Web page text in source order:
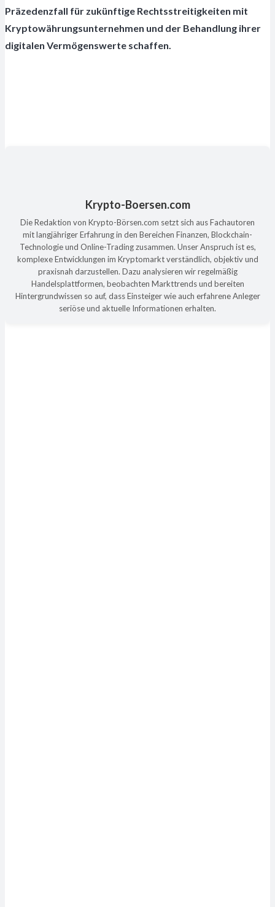
Präzedenzfall für zukünftige Rechtsstreitigkeiten mit
Kryptowährungsunternehmen und der Behandlung ihrer
digitalen Vermögenswerte schaffen.
Krypto-Boersen.com
Die Redaktion von Krypto-Börsen.com setzt sich aus Fachautoren
mit langjähriger Erfahrung in den Bereichen Finanzen, Blockchain-
Technologie und Online-Trading zusammen. Unser Anspruch ist es,
komplexe Entwicklungen im Kryptomarkt verständlich, objektiv und
praxisnah darzustellen. Dazu analysieren wir regelmäßig
Handelsplattformen, beobachten Markttrends und bereiten
Hintergrundwissen so auf, dass Einsteiger wie auch erfahrene Anleger
seriöse und aktuelle Informationen erhalten.